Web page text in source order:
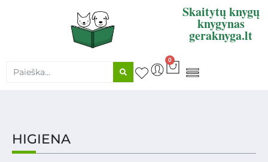
Skaitytų knygų
knygynas
geraknyga.lt
0
HIGIENA